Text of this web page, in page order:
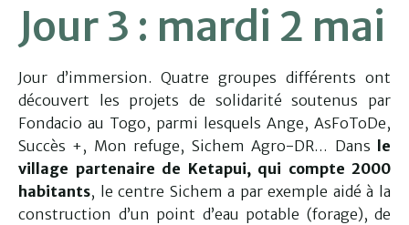
Jour 3 : mardi 2 mai
Jour d’immersion. Quatre groupes différents ont
découvert les projets de solidarité soutenus par
Fondacio au Togo, parmi lesquels Ange, AsFoToDe,
Succès +, Mon refuge, Sichem Agro-DR… Dans
le
village partenaire de Ketapui, qui compte 2000
habitants, le centre Sichem a par exemple aidé à la
construction d’un point d’eau potable (forage), de